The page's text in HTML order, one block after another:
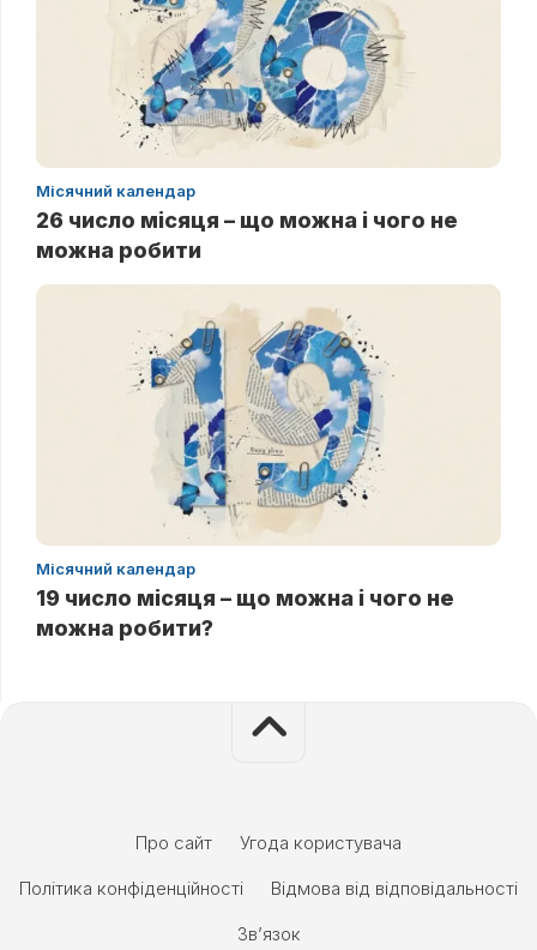
Місячний календар
26 число місяця – що можна і чого не
можна робити
Місячний календар
19 число місяця – що можна і чого не
можна робити?
Про сайт
Угода користувача
Політика конфіденційності
Відмова від відповідальності
Зв’язок